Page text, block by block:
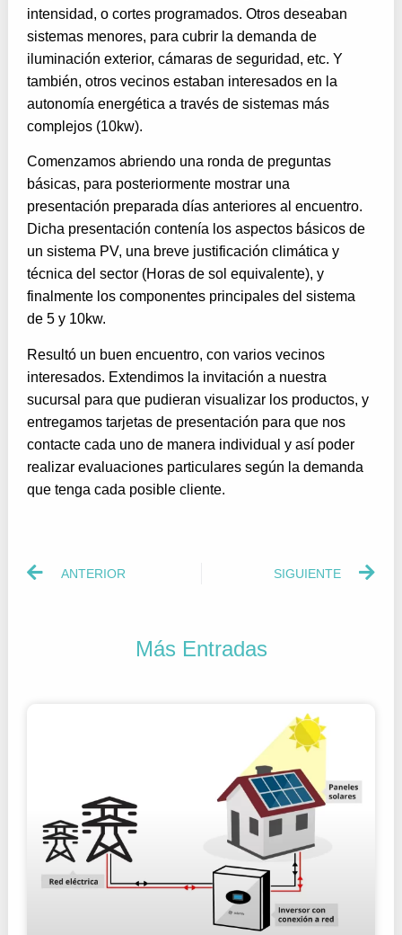
intensidad, o cortes programados. Otros deseaban
sistemas menores, para cubrir la demanda de
iluminación exterior, cámaras de seguridad, etc. Y
también, otros vecinos estaban interesados en la
autonomía energética a través de sistemas más
complejos (10kw).
Comenzamos abriendo una ronda de preguntas
básicas, para posteriormente mostrar una
presentación preparada días anteriores al encuentro.
Dicha presentación contenía los aspectos básicos de
un sistema PV, una breve justificación climática y
técnica del sector (Horas de sol equivalente), y
finalmente los componentes principales del sistema
de 5 y 10kw.
Resultó un buen encuentro, con varios vecinos
interesados. Extendimos la invitación a nuestra
sucursal para que pudieran visualizar los productos, y
entregamos tarjetas de presentación para que nos
contacte cada uno de manera individual y así poder
realizar evaluaciones particulares según la demanda
que tenga cada posible cliente.
ANTERIOR SIGUIENTE
Más Entradas